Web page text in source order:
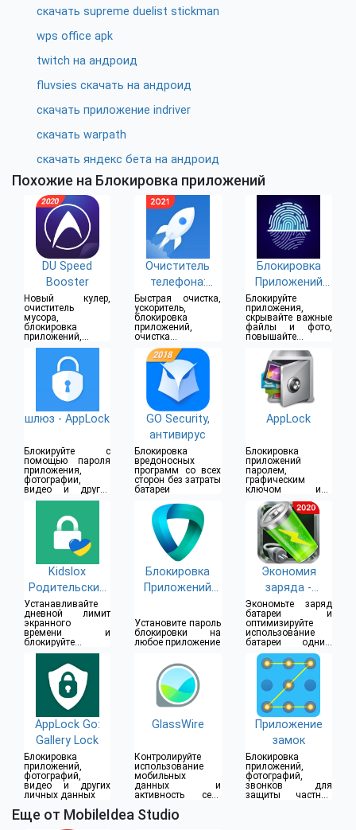
скачать supreme duelist stickman
wps office apk
twitch на андроид
fluvsies скачать на андроид
скачать приложение indriver
скачать warpath
скачать яндекс бета на андроид
Похожие на Блокировка приложений
DU Speed
Booster
Новый кулер,
очиститель
мусора,
блокировка
приложений,
экономия заряда
аккумулятора
Очиститель
телефона:
Boost
Быстрая очистка,
ускоритель,
блокировка
приложений,
очистка
уведомлений, тест
Wi-Fi и безопасный
браузер
Блокировка
Приложений
Отпечатком
Пальца И
Пароль
Блокируйте
приложения,
скрывайте важные
файлы и фото,
повышайте
телефона
шлюз - AppLock
Блокируйте с
помощью пароля
приложения,
фотографии,
видео и другие
данные
GO Security,
антивирус
Блокировка
вредоносных
программ со всех
сторон без затраты
батареи
AppLock
Блокировка
приложений
паролем,
графическим
ключом или
отпечатком
пальца
Kidslox
Родительский
Контроль
Устанавливайте
дневной лимит
экранного
времени и
блокируйте
сторонние
приложения
Блокировка
Приложений
Установите пароль
блокировки на
любое приложение
Экономия
заряда -
Ускорение
Экономьте заряд
батареи и
оптимизируйте
использование
батареи одним
касанием
AppLock Go:
Gallery Lock
Блокировка
приложений,
фотографий,
видео и других
личных данных
GlassWire
Контролируйте
использование
мобильных
данных и
активность сети
Приложение
замок
Блокировка
приложений,
фотографий,
звонков для
защиты частной
Еще от MobileIdea Studio